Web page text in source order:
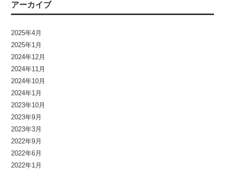
アーカイブ
2025年4月
2025年1月
2024年12月
2024年11月
2024年10月
2024年1月
2023年10月
2023年9月
2023年3月
2022年9月
2022年6月
2022年1月